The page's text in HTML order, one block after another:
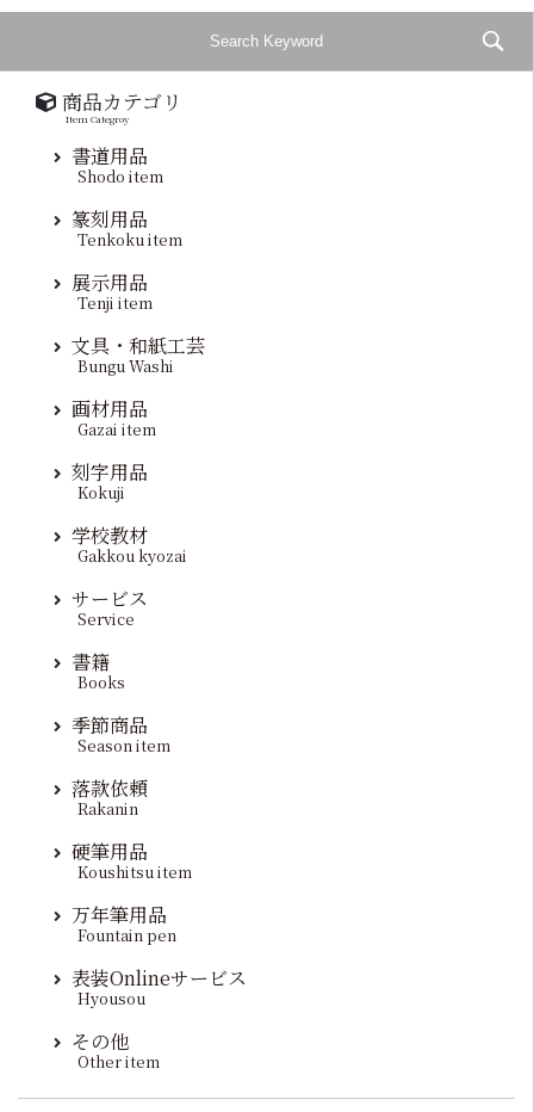
商品カテゴリ
Item Categroy
書道用品
Shodo item
篆刻用品
Tenkoku item
展示用品
Tenji item
文具・和紙工芸
Bungu Washi
画材用品
Gazai item
刻字用品
Kokuji
学校教材
Gakkou kyozai
サービス
Service
書籍
Books
季節商品
Season item
落款依頼
Rakanin
硬筆用品
Koushitsu item
万年筆用品
Fountain pen
表装Onlineサービス
Hyousou
その他
Other item